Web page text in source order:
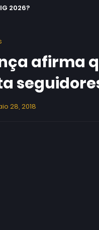
2026?
afirma
28, 2018